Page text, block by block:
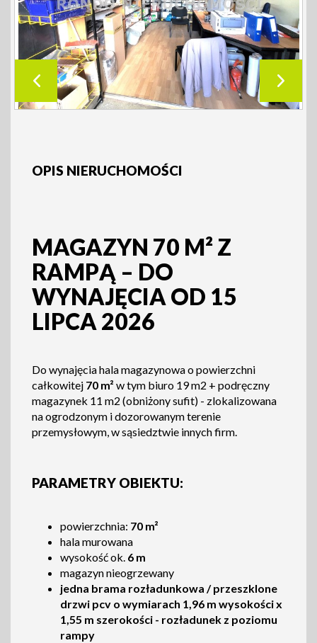
OPIS NIERUCHOMOŚCI
MAGAZYN 70 M² Z
RAMPĄ – DO
WYNAJĘCIA OD 15
LIPCA 2026
Do wynajęcia hala magazynowa o powierzchni
całkowitej 70 m² w tym biuro 19 m2 + podręczny
magazynek 11 m2 (obniżony sufit) - zlokalizowana
na ogrodzonym i dozorowanym terenie
przemysłowym, w sąsiedztwie innych firm.
PARAMETRY OBIEKTU:
powierzchnia: 70 m²
hala murowana
wysokość ok. 6 m
magazyn nieogrzewany
jedna brama rozładunkowa / przeszklone
drzwi pcv o wymiarach 1,96 m wysokości x
1,55 m szerokości - rozładunek z poziomu
rampy